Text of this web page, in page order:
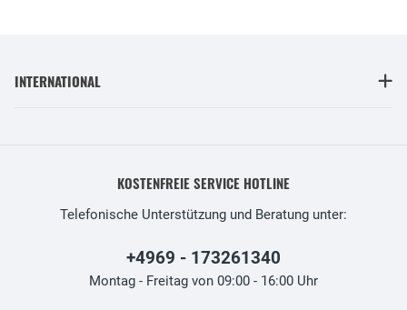
INTERNATIONAL
KOSTENFREIE SERVICE HOTLINE
Telefonische Unterstützung und Beratung unter:
+4969 - 173261340
Montag - Freitag von 09:00 - 16:00 Uhr